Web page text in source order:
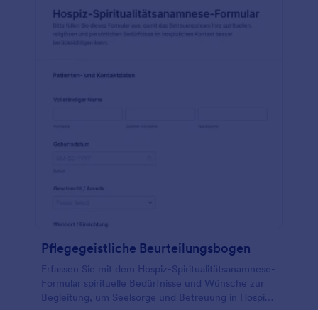
Pflegegeistliche Beurteilungsbogen
Erfassen Sie mit dem Hospiz-Spiritualitätsanamnese-
Formular spirituelle Bedürfnisse und Wünsche zur
Begleitung, um Seelsorge und Betreuung in Hospiz-